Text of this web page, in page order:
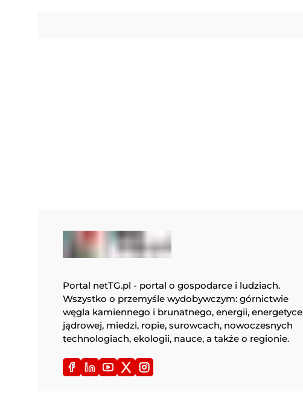
Portal netTG.pl - portal o gospodarce i ludziach.
Wszystko o przemyśle wydobywczym: górnictwie
węgla kamiennego i brunatnego, energii, energetyce
jądrowej, miedzi, ropie, surowcach, nowoczesnych
technologiach, ekologii, nauce, a także o regionie.